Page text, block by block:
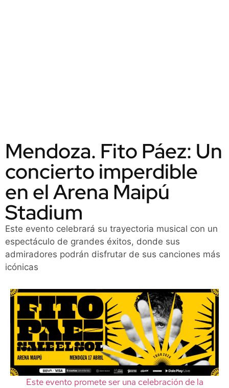
Mendoza. Fito Páez: Un
concierto imperdible
en el Arena Maipú
Stadium
Este evento celebrará su trayectoria musical con un
espectáculo de grandes éxitos, donde sus
admiradores podrán disfrutar de sus canciones más
icónicas
Este evento promete ser una celebración de la